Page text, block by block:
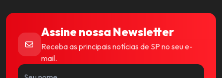
Assine nossa Newsletter
Receba as principais notícias de SP no seu e-
mail.